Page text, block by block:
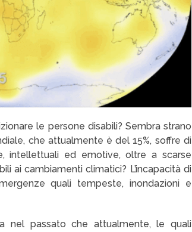
le persone disabili? Sembra strano
che attualmente è del 15%, soffre di
intellettuali ed emotive, oltre a scarse
ai cambiamenti climatici? L’incapacità di
quali tempeste, inondazioni e
nel passato che attualmente, le quali